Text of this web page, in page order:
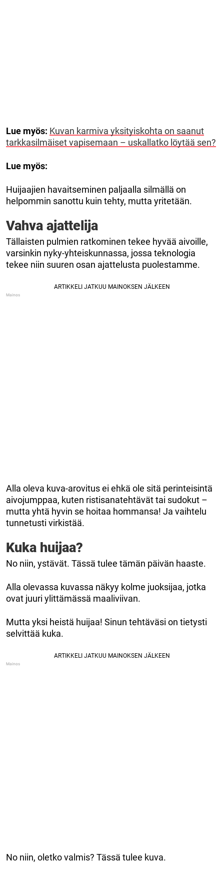
Lue myös: Kuvan karmiva yksityiskohta on saanut
tarkkasilmäiset vapisemaan – uskallatko löytää sen?
Lue myös:
Huijaajien havaitseminen paljaalla silmällä on
helpommin sanottu kuin tehty, mutta yritetään.
Vahva ajattelija
Tällaisten pulmien ratkominen tekee hyvää aivoille,
varsinkin nyky-yhteiskunnassa, jossa teknologia
tekee niin suuren osan ajattelusta puolestamme.
Alla oleva kuva-arovitus ei ehkä ole sitä perinteisintä
aivojumppaa, kuten ristisanatehtävät tai sudokut –
mutta yhtä hyvin se hoitaa hommansa! Ja vaihtelu
tunnetusti virkistää.
Kuka huijaa?
No niin, ystävät. Tässä tulee tämän päivän haaste.
Alla olevassa kuvassa näkyy kolme juoksijaa, jotka
ovat juuri ylittämässä maaliviivan.
Mutta yksi heistä huijaa! Sinun tehtäväsi on tietysti
selvittää kuka.
No niin, oletko valmis? Tässä tulee kuva.